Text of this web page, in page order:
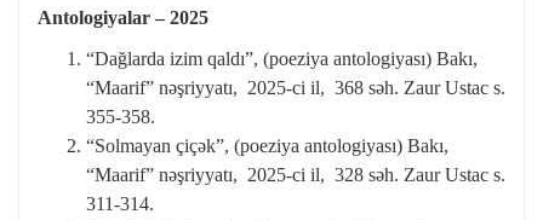
Antologiyalar – 2025
“Dağlarda izim qaldı”, (poeziya antologiyası) Bakı,
“Maarif” nəşriyyatı, 2025-ci il, 368 səh. Zaur Ustac s.
355-358.
“Solmayan çiçək”, (poeziya antologiyası) Bakı,
“Maarif” nəşriyyatı, 2025-ci il, 328 səh. Zaur Ustac s.
311-314.